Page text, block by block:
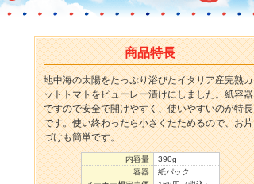
商品特長
地中海の太陽をたっぷり浴びたイタリア産完熟カ
ットトマトをピューレー漬けにしました。紙容器
ですので安全で開けやすく、使いやすいのが特長
です。使い終わったら小さくたためるので、お片
づけも簡単です。
内容量
390g
容器
紙パック